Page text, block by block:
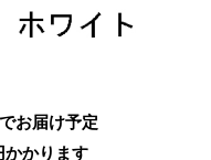
お届け予定
かかります